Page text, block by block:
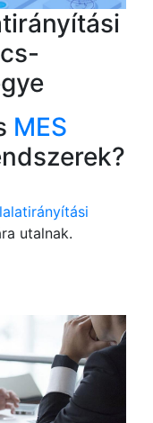
MES
utalnak.